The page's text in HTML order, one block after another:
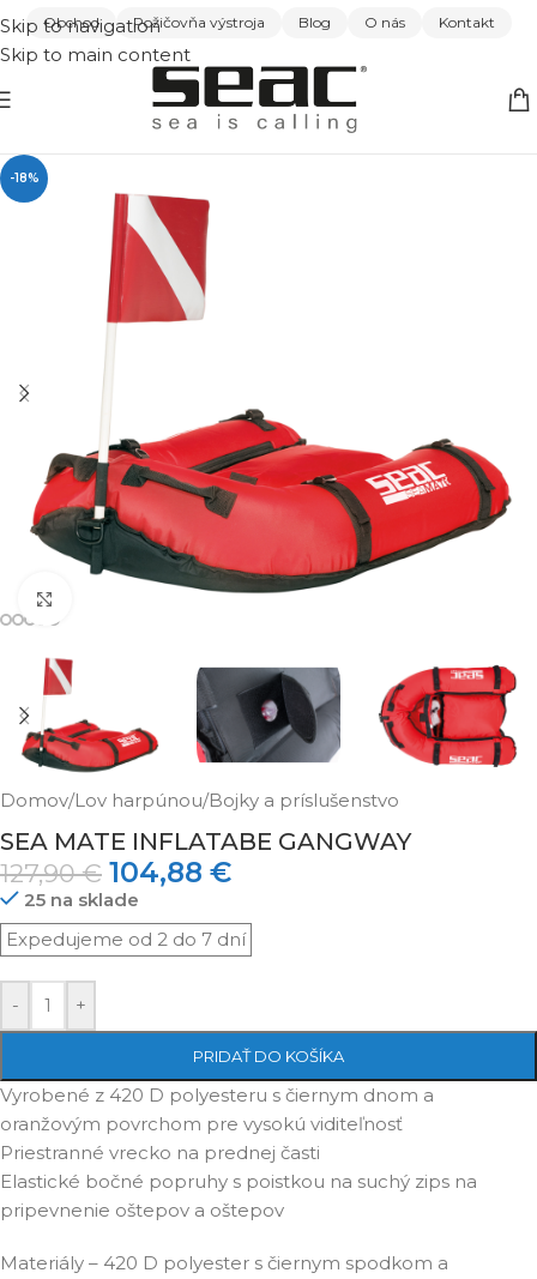
Skip to navigation
Skip to main content
Obchod Požičovňa výstroja Blog O nás Kontakt
-18%
Klikni pre zväčšenie
Domov/Lov harpúnou/Bojky a príslušenstvo
SEA MATE INFLATABE GANGWAY
127,90€ 104,88 €
25 na sklade
- +
PRIDAŤ DO KOŠÍKA
Vyrobené z 420 D polyesteru s čiernym dnom a
oranžovým povrchom pre vysokú viditeľnosť
Priestranné vrecko na prednej časti
Elastické bočné popruhy s poistkou na suchý zips na
pripevnenie oštepov a oštepov
Materiály – 420 D polyester s čiernym spodkom a